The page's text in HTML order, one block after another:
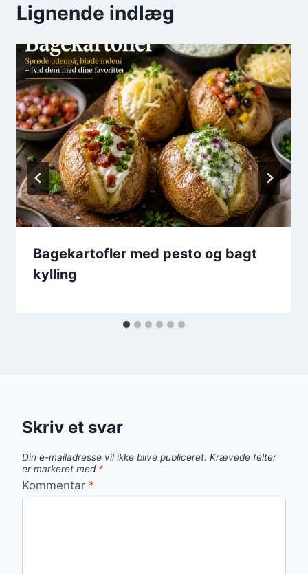
Lignende indlæg
Bagekartofler med pesto og bagt
kylling
Skriv et svar
Din e-mailadresse vil ikke blive publiceret. Krævede felter
er markeret med *
Kommentar *